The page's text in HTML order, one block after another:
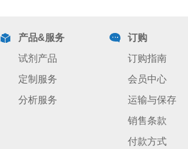
产品&服务
试剂产品
定制服务
分析服务
订购
订购指南
会员中心
运输与保存
销售条款
付款方式